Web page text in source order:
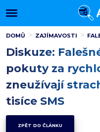
DOMŮ ZAJÍMAVOSTI
Diskuze:
pokuty za
zneužívají
tisíce SMS
ZPĚT DO ČLÁNKU